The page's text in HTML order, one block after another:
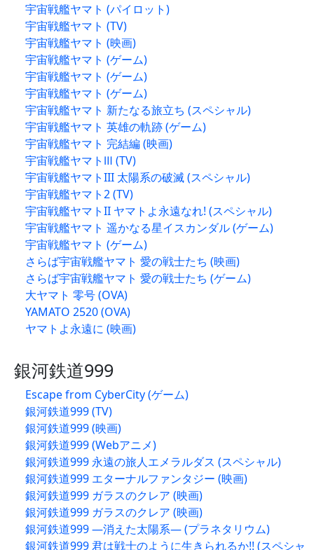
宇宙戦艦ヤマト (パイロット)
宇宙戦艦ヤマト (TV)
宇宙戦艦ヤマト (映画)
宇宙戦艦ヤマト (ゲーム)
宇宙戦艦ヤマト (ゲーム)
宇宙戦艦ヤマト (ゲーム)
宇宙戦艦ヤマト 新たなる旅立ち (スペシャル)
宇宙戦艦ヤマト 英雄の軌跡 (ゲーム)
宇宙戦艦ヤマト 完結編 (映画)
宇宙戦艦ヤマトⅢ (TV)
宇宙戦艦ヤマトIII 太陽系の破滅 (スペシャル)
宇宙戦艦ヤマト2 (TV)
宇宙戦艦ヤマトII ヤマトよ永遠なれ! (スペシャル)
宇宙戦艦ヤマト 遥かなる星イスカンダル (ゲーム)
宇宙戦艦ヤマト (ゲーム)
さらば宇宙戦艦ヤマト 愛の戦士たち (映画)
さらば宇宙戦艦ヤマト 愛の戦士たち (ゲーム)
大ヤマト 零号 (OVA)
YAMATO 2520 (OVA)
ヤマトよ永遠に (映画)
銀河鉄道999
Escape from CyberCity (ゲーム)
銀河鉄道999 (TV)
銀河鉄道999 (映画)
銀河鉄道999 (Webアニメ)
銀河鉄道999 永遠の旅人エメラルダス (スペシャル)
銀河鉄道999 エターナルファンタジー (映画)
銀河鉄道999 ガラスのクレア (映画)
銀河鉄道999 ガラスのクレア (映画)
銀河鉄道999 —消えた太陽系— (プラネタリウム)
銀河鉄道999 君は戦士のように生きられるか!! (スペシャ